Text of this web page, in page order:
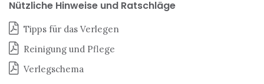
Nützliche Hinweise und Ratschläge
Tipps für das Verlegen
Reinigung und Pflege
Verlegschema